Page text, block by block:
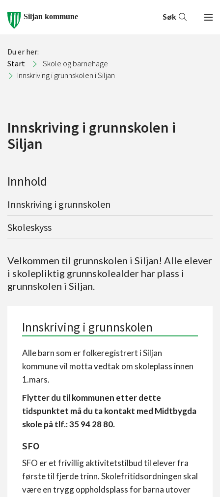
Siljan kommune Søk
Du er her:
Start
Skole og barnehage
Innskriving i grunnskolen i Siljan
Innskriving i grunnskolen i
Siljan
Innhold
Innskriving i grunnskolen
Skoleskyss
Velkommen til grunnskolen i Siljan! Alle elever
i skolepliktig grunnskolealder har plass i
grunnskolen i Siljan.
Innskriving i grunnskolen
Alle barn som er folkeregistrert i Siljan
kommune vil motta vedtak om skoleplass innen
1.mars.
Flytter du til kommunen etter dette
tidspunktet må du ta kontakt med Midtbygda
skole på tlf.: 35 94 28 80.
SFO
SFO er et frivillig aktivitetstilbud til elever fra
første til fjerde trinn. Skolefritidsordningen skal
være en trygg oppholdsplass for barna utover